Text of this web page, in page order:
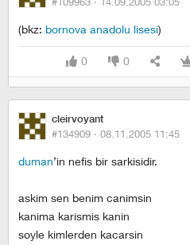
(bkz: bornova anadolu lisesi)
0 0
cleirvoyant
#134909 · 08.11.2005 11:45
duman’in nefis bir sarkisidir.
askim sen benim canimsin
kanima karismis kanin
soyle kimlerden kacarsin